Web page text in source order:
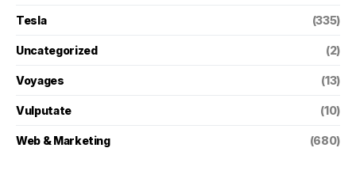
Tesla (335)
Uncategorized (2)
Voyages (13)
Vulputate (10)
Web & Marketing (680)